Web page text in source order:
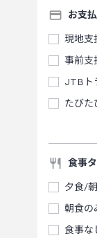
お支
現地支
事前支
JTBト
たびた
食事
夕食/
朝食の
食事な